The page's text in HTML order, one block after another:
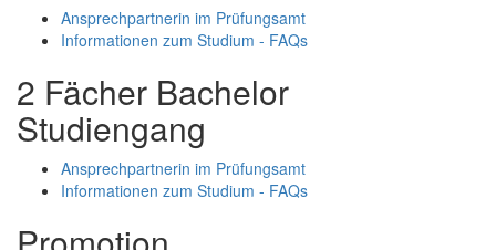
Ansprechpartnerin im Prüfungsamt
Informationen zum Studium - FAQs
2 Fächer Bachelor
Studiengang
Ansprechpartnerin im Prüfungsamt
Informationen zum Studium - FAQs